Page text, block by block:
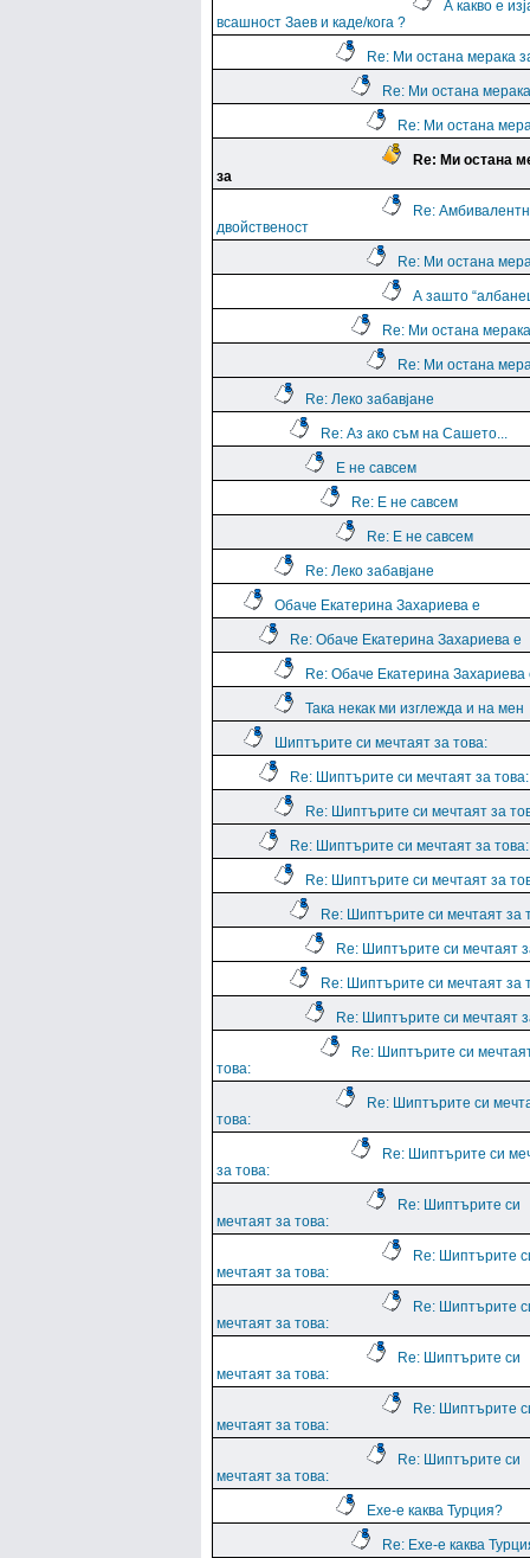
А какво е
всашност Заев и каде/кога ?
Re: Ми остана мерака
Re: Ми остана
Re: Ми остана
Re: Ми остана
за
Re:
двойственост
Re: Ми остана
А зашто
Re: Ми остана
Re: Ми остана
Re: Леко забавјане
Re: Аз ако съм на Сашето...
Е не савсем
Re: Е не савсем
Re: Е не савсем
Re: Леко забавјане
Обаче Екатерина Захариева е
Re: Обаче Екатерина Захариева е
Re: Обаче Екатерина Захариева
Така некак ми изглежда и на мен
Шиптърите си мечтаят за това:
Re: Шиптърите си мечтаят за това:
Re: Шиптърите си мечтаят за
Re: Шиптърите си мечтаят за това:
Re: Шиптърите си мечтаят за
Re: Шиптърите си мечтаят за
Re: Шиптърите си мечтаят
Re: Шиптърите си мечтаят за
Re: Шиптърите си мечтаят
Re: Шиптърите си
това:
Re: Шиптърите си
това:
Re: Шиптърите си
за това:
Re: Шиптърите си
мечтаят за това:
Re: Шиптърите
мечтаят за това:
Re: Шиптърите
мечтаят за това:
Re: Шиптърите си
мечтаят за това:
Re: Шиптърите
мечтаят за това:
Re: Шиптърите си
мечтаят за това:
Ехе-е каква Турция?
Re: Ехе-е каква